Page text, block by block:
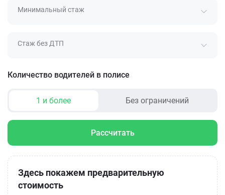
Минимальный стаж
Стаж без ДТП
Количество водителей в полисе
1 и более Без ограничений
Рассчитать
Здесь покажем предварительную
стоимость